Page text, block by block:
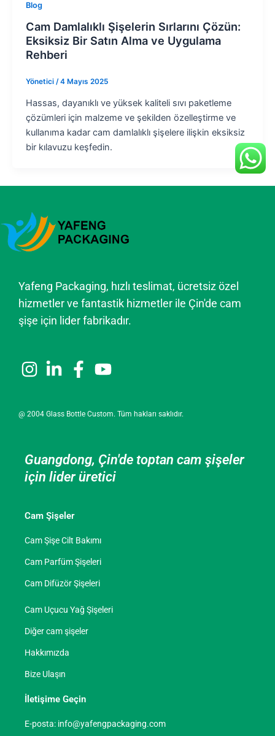
Blog
Cam Damlalıklı Şişelerin Sırlarını Çözün:
Eksiksiz Bir Satın Alma ve Uygulama
Rehberi
Yönetici /4 Mayıs 2025
Hassas, dayanıklı ve yüksek kaliteli sıvı paketleme
çözümleri için malzeme ve şekilden özelleştirme ve
kullanıma kadar cam damlalıklı şişelere ilişkin eksiksiz
bir kılavuzu keşfedin.
Yafeng Packaging, hızlı teslimat, ücretsiz özel
hizmetler ve fantastik hizmetler ile Çin'de cam
şişe için lider fabrikadır.
@ 2004 Glass Bottle Custom. Tüm hakları saklıdır.
Guangdong, Çin'de toptan cam şişeler
için lider üretici
Cam Şişeler
Cam Şişe Cilt Bakımı
Cam Parfüm Şişeleri
Cam Difüzör Şişeleri
Cam Uçucu Yağ Şişeleri
Diğer cam şişeler
Hakkımızda
Bize Ulaşın
İletişime Geçin
E-posta: info@yafengpackaging.com